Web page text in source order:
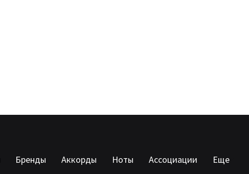
Бренды Аккорды Ноты Ассоциации Еще